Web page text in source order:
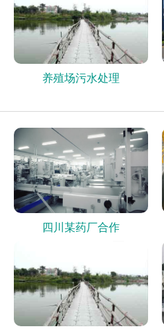
养殖场污水处理
四川某药厂合作